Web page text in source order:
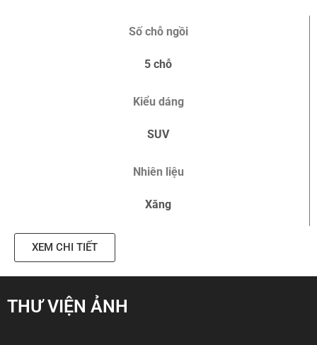
Số chỗ ngồi
5 chỗ
Kiểu dáng
SUV
Nhiên liệu
Xăng
XEM CHI TIẾT
THƯ VIỆN ẢNH